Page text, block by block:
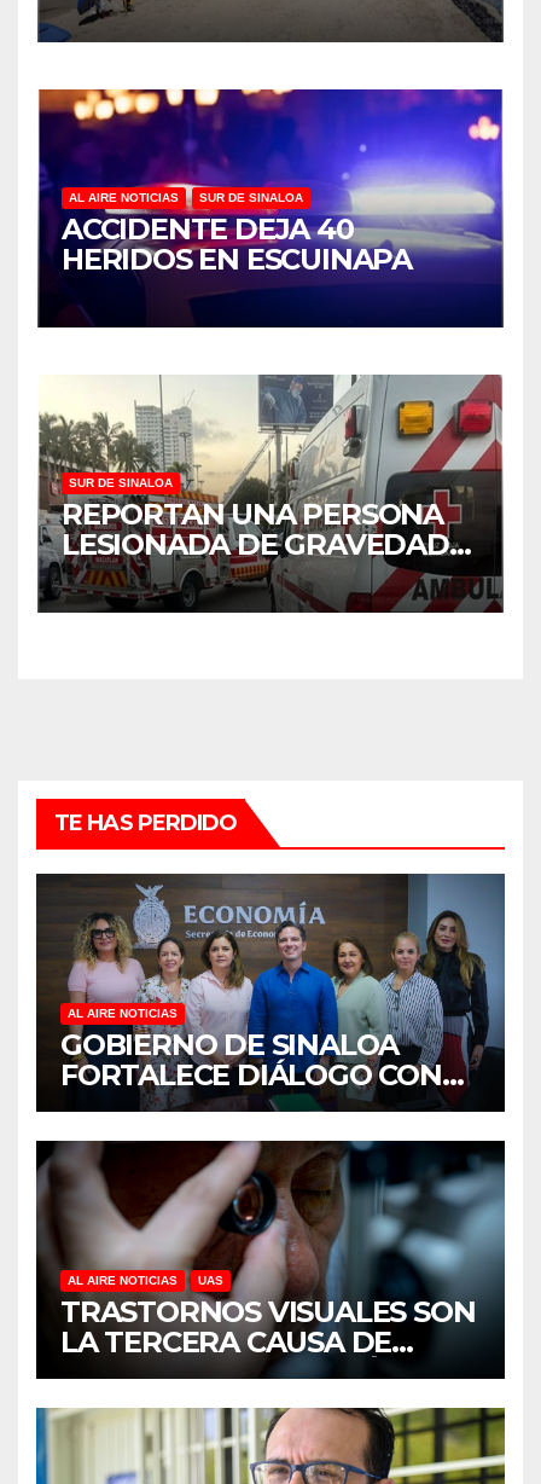
AL AIRE NOTICIAS SUR DE SINALOA
ACCIDENTE DEJA 40
HERIDOS EN ESCUINAPA
SUR DE SINALOA
REPORTAN UNA PERSONA
LESIONADA DE GRAVEDAD
TRAS CHOQUE EN
MAZATLÁN
TE HAS PERDIDO
AL AIRE NOTICIAS
GOBIERNO DE SINALOA
FORTALECE DIÁLOGO CON
MUJERES EMPRESARIAS DE
CULIACÁN
AL AIRE NOTICIAS UAS
TRASTORNOS VISUALES SON
LA TERCERA CAUSA DE
DISCAPACIDAD EN MÉXICO,
REVELA ESTUDIO DEL
CIDOCS DE LA UAS